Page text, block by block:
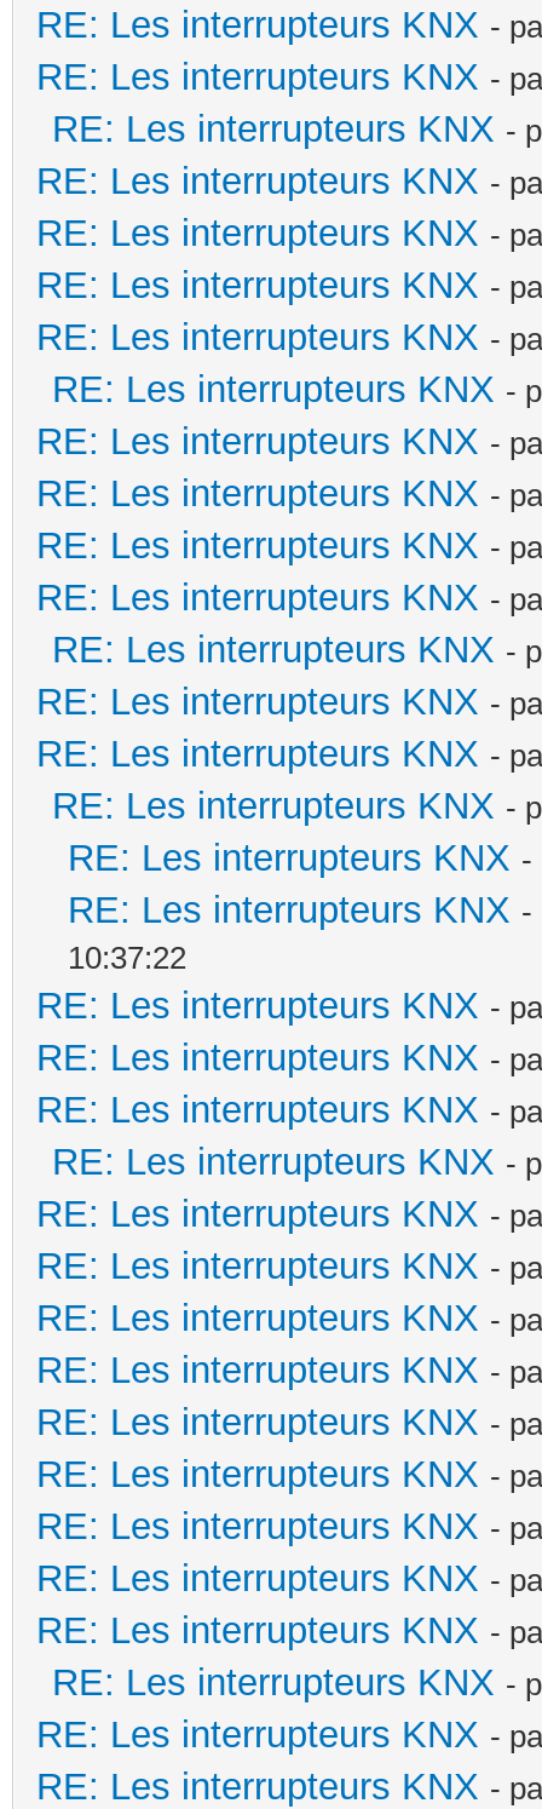
RE: Les interrupteurs KNX -
RE: Les interrupteurs KNX -
RE: Les interrupteurs KNX -
RE: Les interrupteurs KNX -
RE: Les interrupteurs KNX -
RE: Les interrupteurs KNX -
RE: Les interrupteurs KNX -
RE: Les interrupteurs KNX -
RE: Les interrupteurs KNX -
RE: Les interrupteurs KNX -
RE: Les interrupteurs KNX -
RE: Les interrupteurs KNX -
RE: Les interrupteurs KNX -
RE: Les interrupteurs KNX -
RE: Les interrupteurs KNX -
RE: Les interrupteurs KNX -
RE: Les interrupteurs KNX -
RE: Les interrupteurs KNX -
10:37:22
RE: Les interrupteurs KNX -
RE: Les interrupteurs KNX -
RE: Les interrupteurs KNX -
RE: Les interrupteurs KNX -
RE: Les interrupteurs KNX -
RE: Les interrupteurs KNX -
RE: Les interrupteurs KNX -
RE: Les interrupteurs KNX -
RE: Les interrupteurs KNX -
RE: Les interrupteurs KNX -
RE: Les interrupteurs KNX -
RE: Les interrupteurs KNX -
RE: Les interrupteurs KNX -
RE: Les interrupteurs KNX -
RE: Les interrupteurs KNX -
RE: Les interrupteurs KNX -